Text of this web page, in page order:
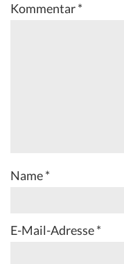
Kommentar*
Name*
E-Mail-Adresse*